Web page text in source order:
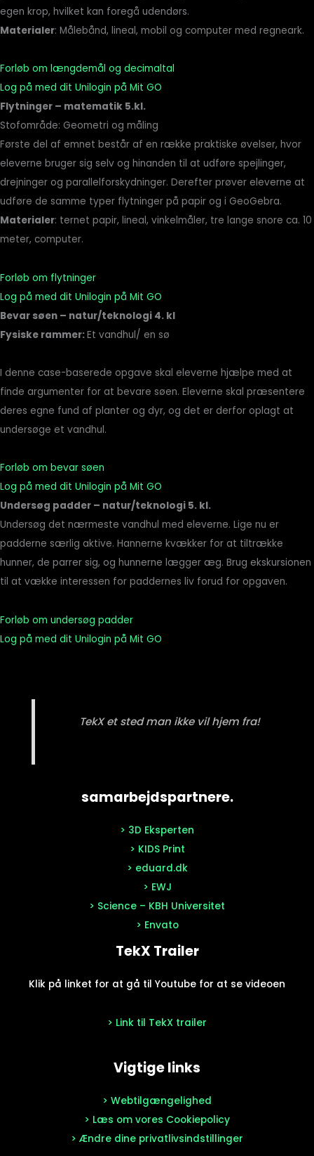
egen krop, hvilket kan foregå udendørs.
Materialer: Målebånd, lineal, mobil og computer med regneark.
Forløb om længdemål og decimaltal
Log på med dit Unilogin på Mit GO
Flytninger – matematik 5.kl.
Stofområde: Geometri og måling
Første del af emnet består af en række praktiske øvelser, hvor
eleverne bruger sig selv og hinanden til at udføre spejlinger,
drejninger og parallelforskydninger. Derefter prøver eleverne at
udføre de samme typer flytninger på papir og i GeoGebra.
Materialer: ternet papir, lineal, vinkelmåler, tre lange snore ca. 10
meter, computer.
Forløb om flytninger
Log på med dit Unilogin på Mit GO
Bevar søen – natur/teknologi 4. kl
Fysiske rammer:Et vandhul/ en sø
I denne case-baserede opgave skal eleverne hjælpe med at
finde argumenter for at bevare søen. Eleverne skal præsentere
deres egne fund af planter og dyr, og det er derfor oplagt at
undersøge et vandhul.
Forløb om bevar søen
Log på med dit Unilogin på Mit GO
Undersøg padder – natur/teknologi 5. kl.
Undersøg det nærmeste vandhul med eleverne. Lige nu er
padderne særlig aktive. Hannerne kvækker for at tiltrække
hunner, de parrer sig, og hunnerne lægger æg. Brug ekskursionen
til at vække interessen for paddernes liv forud for opgaven.
Forløb om undersøg padder
Log på med dit Unilogin på Mit GO
TekX et sted man ikke vil hjem fra!
samarbejdspartnere.
> 3D Eksperten
> KIDS Print
> eduard.dk
> EWJ
> Science – KBH Universitet
> Envato
TekX Trailer
Klik på linket for at gå til Youtube for at se videoen
> Link til TekX trailer
Vigtige links
> Webtilgængelighed
> Læs om vores Cookiepolicy
> Ændre dine privatlivsindstillinger